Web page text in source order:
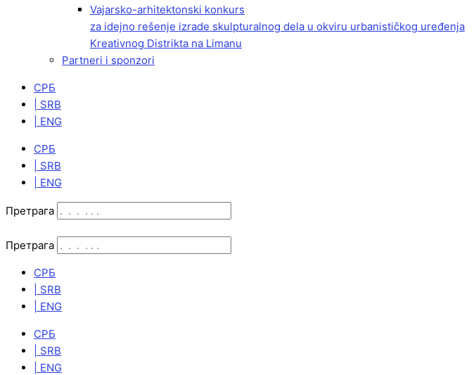
Vajarsko-arhitektonski konkurs
za idejno rešenje izrade skulpturalnog dela u okviru urbanističkog uređenja
Kreativnog Distrikta na Limanu
Partneri i sponzori
СРБ
| SRB
| ENG
СРБ
| SRB
| ENG
Претрага
Претрага
СРБ
| SRB
| ENG
СРБ
| SRB
| ENG